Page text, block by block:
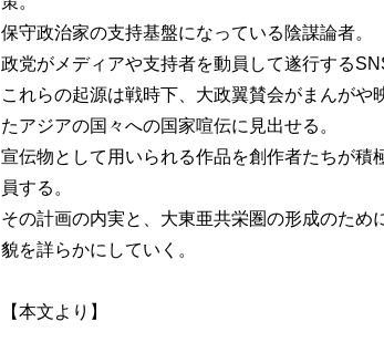
保守政治家の支持基盤になっている陰謀論者。
政党がメディアや支持者を動員して遂行する
これらの起源は戦時下、大政翼賛会がまんがや
たアジアの国々への国家喧伝に見出せる。
宣伝物として用いられる作品を創作者たちが積
員する。
その計画の内実と、大東亜共栄圏の形成のため
貌を詳らかにしていく。
【本文より】